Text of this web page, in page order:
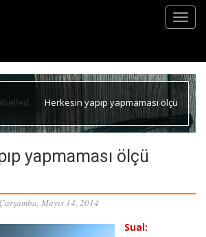
Herkesin yapıp yapmaması ölçü
yapmaması ölçü
Çarşamba, Mayıs 14, 2014
Sual: